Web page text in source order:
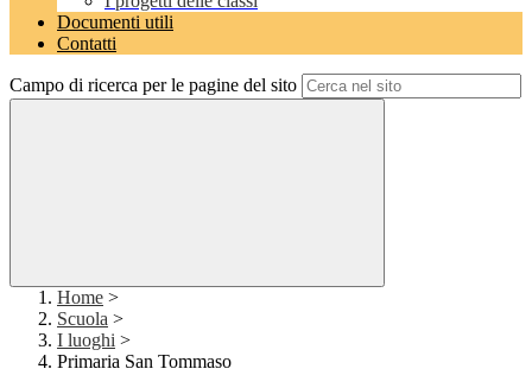
Documenti utili
Contatti
Campo di ricerca per le pagine del sito
Home >
Scuola >
I luoghi >
Primaria San Tommaso